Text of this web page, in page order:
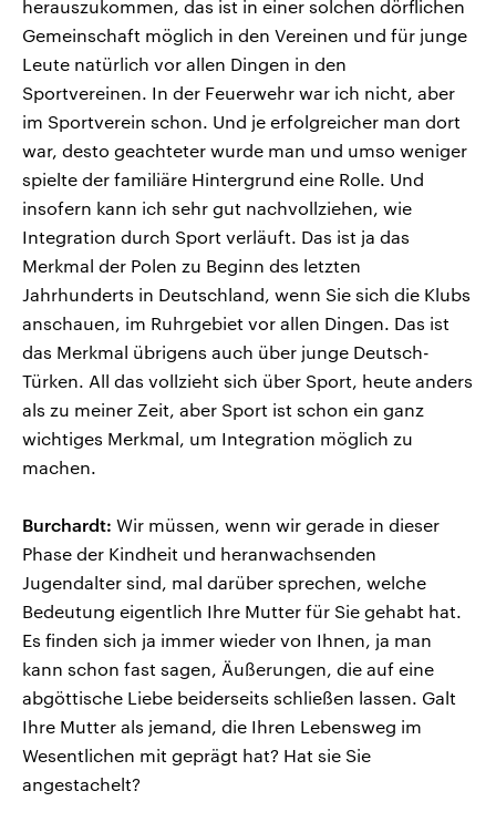
herauszukommen, das ist in einer solchen dörflichen
Gemeinschaft möglich in den Vereinen und für junge
Leute natürlich vor allen Dingen in den
Sportvereinen. In der Feuerwehr war ich nicht, aber
im Sportverein schon. Und je erfolgreicher man dort
war, desto geachteter wurde man und umso weniger
spielte der familiäre Hintergrund eine Rolle. Und
insofern kann ich sehr gut nachvollziehen, wie
Integration durch Sport verläuft. Das ist ja das
Merkmal der Polen zu Beginn des letzten
Jahrhunderts in Deutschland, wenn Sie sich die Klubs
anschauen, im Ruhrgebiet vor allen Dingen. Das ist
das Merkmal übrigens auch über junge Deutsch-
Türken. All das vollzieht sich über Sport, heute anders
als zu meiner Zeit, aber Sport ist schon ein ganz
wichtiges Merkmal, um Integration möglich zu
machen.
Burchardt: Wir müssen, wenn wir gerade in dieser
Phase der Kindheit und heranwachsenden
Jugendalter sind, mal darüber sprechen, welche
Bedeutung eigentlich Ihre Mutter für Sie gehabt hat.
Es finden sich ja immer wieder von Ihnen, ja man
kann schon fast sagen, Äußerungen, die auf eine
abgöttische Liebe beiderseits schließen lassen. Galt
Ihre Mutter als jemand, die Ihren Lebensweg im
Wesentlichen mit geprägt hat? Hat sie Sie
angestachelt?